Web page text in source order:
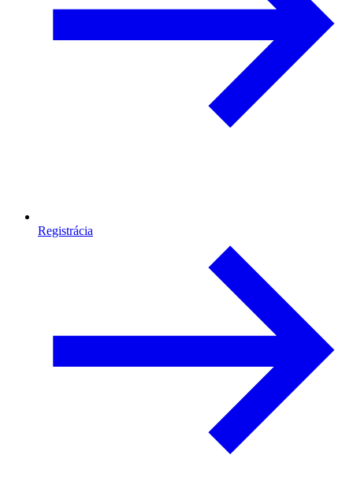
Registrácia